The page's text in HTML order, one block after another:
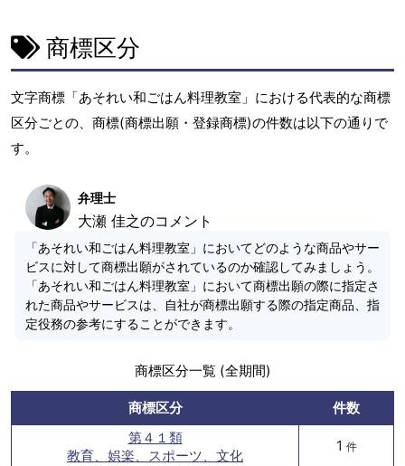
商標区分
文字商標「あそれい和ごはん料理教室」における代表的な商標
区分ごとの、商標(商標出願・登録商標)の件数は以下の通りで
す。
弁理士
大瀬 佳之のコメント
「あそれい和ごはん料理教室」においてどのような商品やサー
ビスに対して商標出願がされているのか確認してみましょう。
「あそれい和ごはん料理教室」において商標出願の際に指定さ
れた商品やサービスは、自社が商標出願する際の指定商品、指
定役務の参考にすることができます。
商標区分一覧 (全期間)
商標区分
件数
第４１類
教育、娯楽、スポーツ、文化
1 件